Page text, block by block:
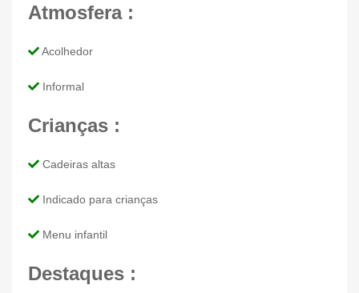
Atmosfera :
Acolhedor
Informal
Crianças :
Cadeiras altas
Indicado para crianças
Menu infantil
Destaques :